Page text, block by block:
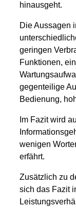
hinausgeht.
Die Aussagen
geringen
Funktionen,
gegenteilige
Bedienung,
Im Fazit wird
wenigen
erfährt.
Zusätzlich zu
sich das Fazit